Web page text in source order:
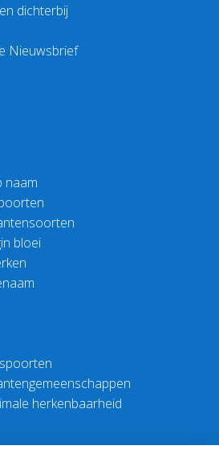
dichterbij
Nieuwsbrief
naam
bloei
herkenbaarheid